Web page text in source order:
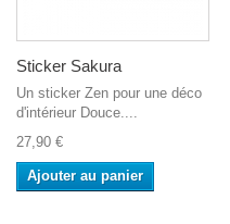
Sticker Sakura
Un sticker Zen pour une déco
d'intérieur Douce....
27,90 €
Ajouter au panier